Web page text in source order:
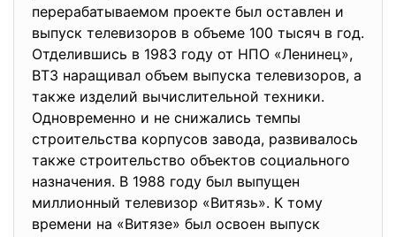
перерабатываемом проекте был оставлен и
выпуск телевизоров в объеме 100 тысяч в год.
Отделившись в 1983 году от НПО «Ленинец»,
ВТЗ наращивал объем выпуска телевизоров, а
также изделий вычислительной техники.
Одновременно и не снижались темпы
строительства корпусов завода, развивалось
также строительство объектов социального
назначения. В 1988 году был выпущен
миллионный телевизор «Витязь». К тому
времени на «Витязе» был освоен выпуск